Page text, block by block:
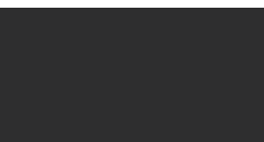
оплату на